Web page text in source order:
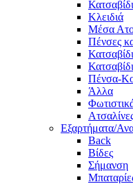
Κλειδιά
Μέσα
Πένσες
Πένσα-
Άλλα
Εξαρτήματα/
Back
Βίδες
Σήμανση